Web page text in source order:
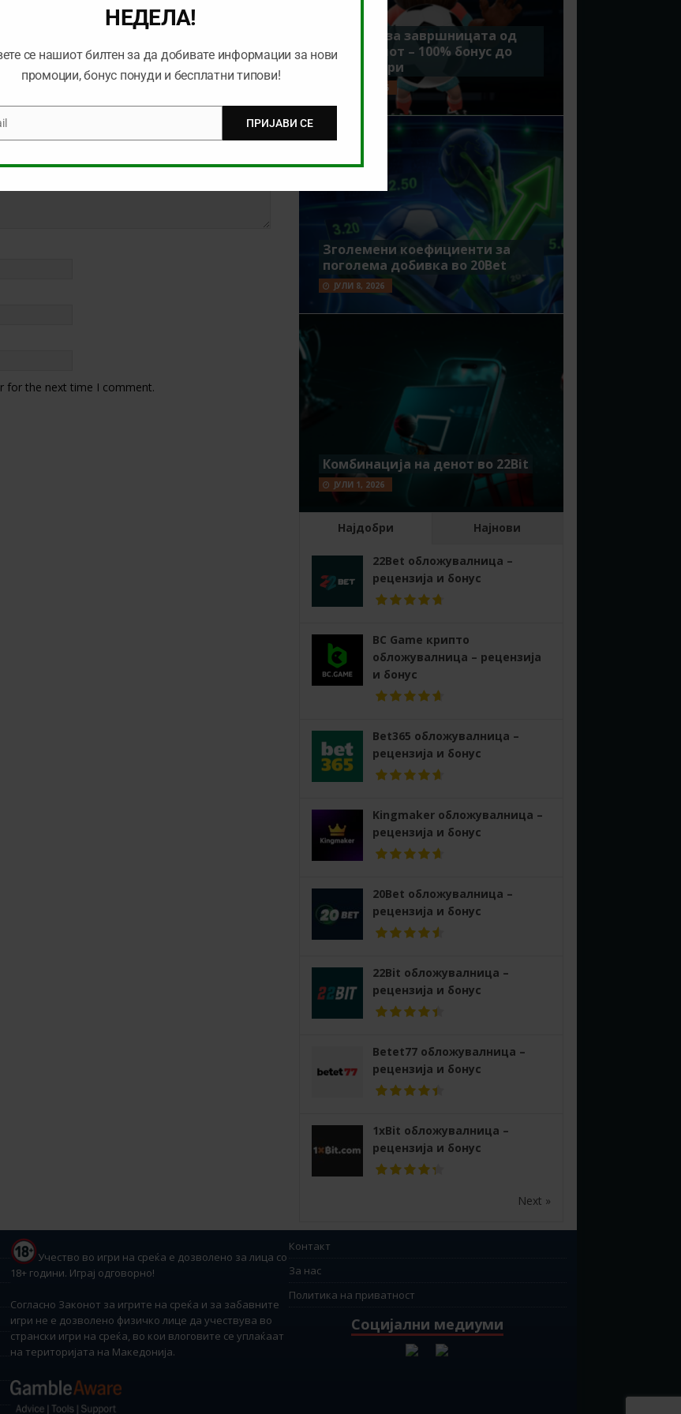
for the next time I comment.
Идеално за завршницата од
Мундијалот – 100% бонус до
7500 денари
ЈУЛИ 15, 2026
Зголемени коефициенти за
поголема добивка во 20Bet
ЈУЛИ 8, 2026
Комбинација на денот во 22Bit
ЈУЛИ 1, 2026
Најдобри Најнови
22Bet обложувалница –
рецензија и бонус
BC Game крипто
обложувалница – рецензија
и бонус
Bet365 обложувалница –
рецензија и бонус
Kingmaker обложувалница –
рецензија и бонус
20Bet обложувалница –
рецензија и бонус
22Bit обложувалница –
рецензија и бонус
Betet77 обложувалница –
рецензија и бонус
1xBit обложувалница –
рецензија и бонус
Next »
Учество во игри на среќа е дозволено за лица со
18+ години. Играј одговорно!
Согласно Законот за игрите на среќа и за забавните
игри не е дозволено физичко лице да учествува во
странски игри на среќа, во кои влоговите се уплаќаат
на територијата на Македонија.
Контакт
За нас
Политика на приватност
Социјални медиуми
НЕДЕЛА!
се нашиот билтен за да добивате информации за нови
промоции, бонус понуди и бесплатни типови!
ПРИЈАВИ СЕ